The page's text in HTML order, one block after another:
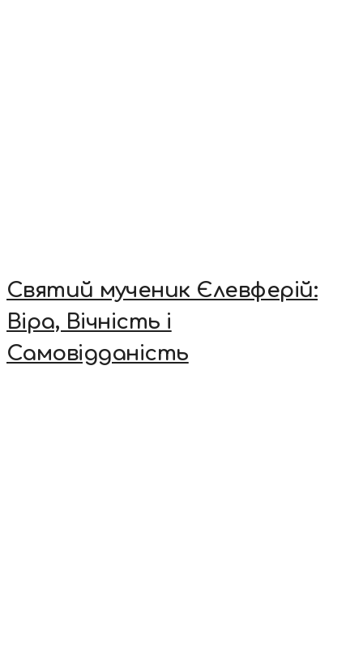
Святий мученик Єлевферій:
Віра, Вічність і
Самовідданість